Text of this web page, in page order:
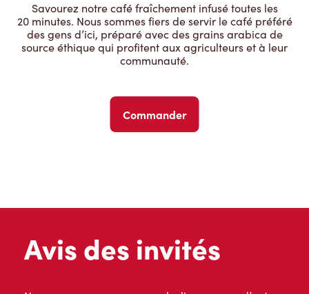
Savourez notre café fraîchement infusé toutes les
20 minutes. Nous sommes fiers de servir le café préféré
des gens d’ici, préparé avec des grains arabica de
source éthique qui profitent aux agriculteurs et à leur
communauté.
Commander
Avis des invités